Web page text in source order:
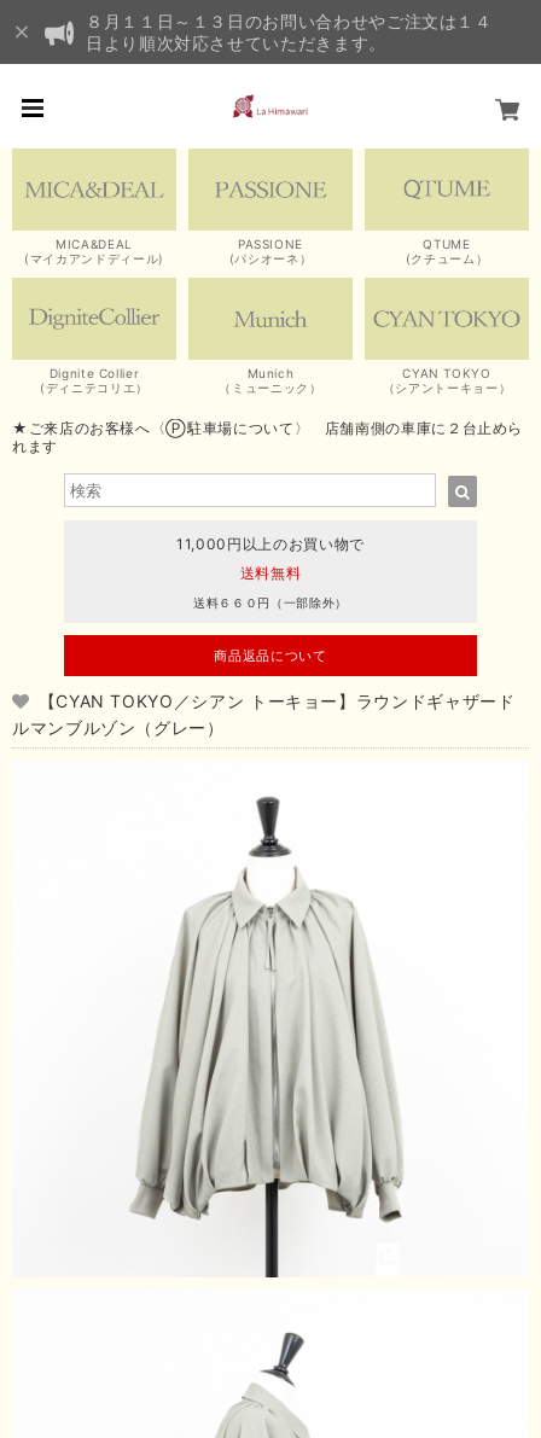
８月１１日～１３日のお問い合わせやご注文は１４
日より順次対応させていただきます。
MICA&DEAL
(マイカアンドディール)
PASSIONE
(パシオーネ）
QTUME
(クチューム）
Dignite Collier
(ディニテコリエ）
Munich
（ミューニック）
CYAN TOKYO
（シアントーキョー）
★ご来店のお客様へ〈Ⓟ駐車場について〉 店舗南側の車庫に２台止めら
れます
11,000円以上のお買い物で
送料無料
送料６６０円（一部除外）
商品返品について
【CYAN TOKYO／シアン トーキョー】ラウンドギャザード
ルマンブルゾン（グレー）